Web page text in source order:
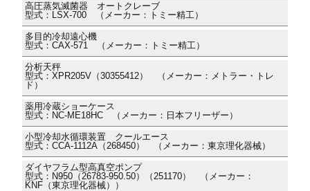
高圧蒸気滅菌器 オートクレーブ
型式：LSX-700 （メーカー：トミー精工）
多目的冷却遠心機
型式：CAX-571 （メーカー：トミー精工）
分析天秤
型式：XPR205V（30355412） （メーカー：メトラー・トレ
ド）
薬用冷蔵ショーケース
型式：NC-ME18HC （メーカー：日本フリーザー）
小型冷却水循環装置 クールエース
型式：CCA-1112A（268450） （メーカー：東京理化器械）
ダイヤフラム型高真空ポンプ
型式：N950（26783-950.50）（251170） （メーカー：
KNF（東京理化器械））